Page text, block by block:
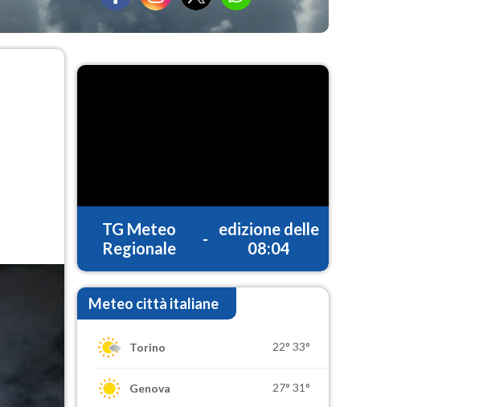
TG Meteo
Regionale
-
edizione delle
08:04
Meteo città italiane
Torino 22° 33°
Genova 27° 31°